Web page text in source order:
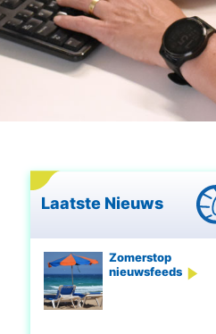
Laatste Nieuws
Zomerstop
nieuwsfeeds